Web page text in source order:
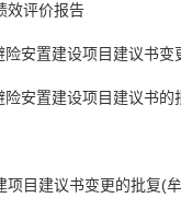
效评价报告
安置建设项目建议书变
安置建设项目建议书的
目建议书变更的批复(